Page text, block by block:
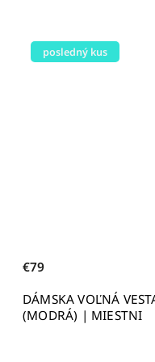
posledný kus
DÁMSKA VOĽNÁ
(MODRÁ) | MIESTNI
€79